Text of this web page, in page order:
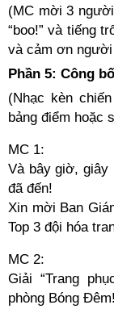
(MC mời 3
“boo!” và tiếng
và cảm ơn
Phần 5: Công
(Nhạc kèn
bảng điểm hoặc
MC 1:
Và bây giờ, giây
đã đến!
Xin mời Ban
Top 3 đội hóa
MC 2:
Giải “Trang
phòng Bóng Đêm!